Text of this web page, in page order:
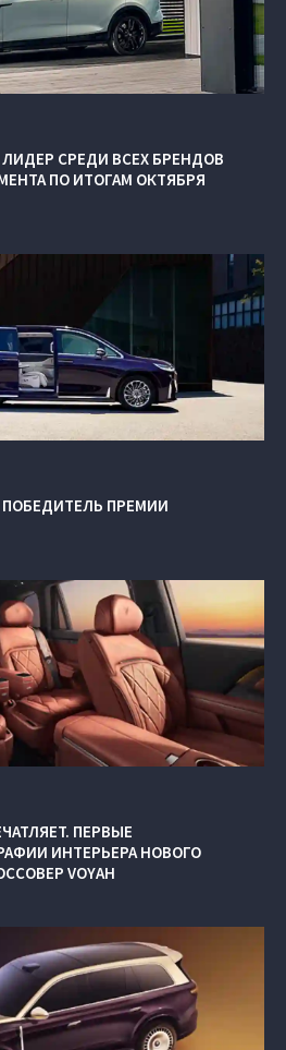
СРЕДИ ВСЕХ БРЕНДОВ
ПО ИТОГАМ ОКТЯБРЯ
ПОБЕДИТЕЛЬ ПРЕМИИ
ПЕРВЫЕ
ИНТЕРЬЕРА НОВОГО
VOYAH